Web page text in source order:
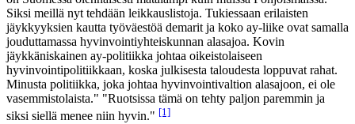
Siksi meillä nyt tehdään leikkauslistoja. Tukiessaan erilaisten
jäykkyyksien kautta työväestöä demarit ja koko ay-liike ovat samalla
jouduttamassa hyvinvointiyhteiskunnan alasajoa. Kovin
jäykkäniskainen ay-politiikka johtaa oikeistolaiseen
hyvinvointipolitiikkaan, koska julkisesta taloudesta loppuvat rahat.
Minusta politiikka, joka johtaa hyvinvointivaltion alasajoon, ei ole
vasemmistolaista." "Ruotsissa tämä on tehty paljon paremmin ja
siksi siellä menee niin hyvin." [1]